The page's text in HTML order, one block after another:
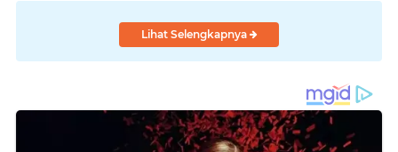
Lihat Selengkapnya